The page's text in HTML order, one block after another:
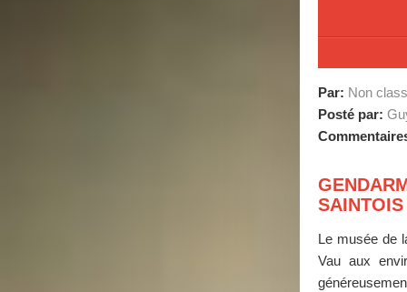
Par: Non
Posté par:
Le musée de
Vau aux